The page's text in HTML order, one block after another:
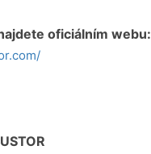
oficiálním webu: